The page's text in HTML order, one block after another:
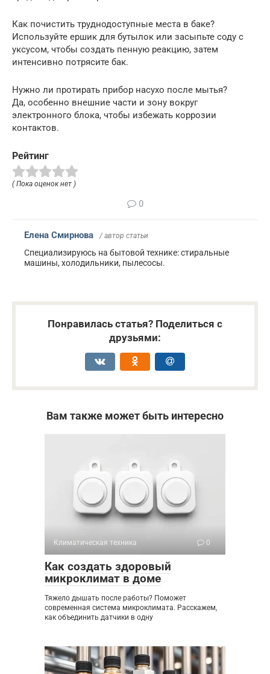
Как почистить труднодоступные места в баке?
Используйте ершик для бутылок или засыпьте соду с
уксусом, чтобы создать пенную реакцию, затем
интенсивно потрясите бак.
Нужно ли протирать прибор насухо после мытья?
Да, особенно внешние части и зону вокруг
электронного блока, чтобы избежать коррозии
контактов.
Рейтинг
( Пока оценок нет )
0
Елена Смирнова / автор статьи
Специализируюсь на бытовой технике: стиральные
машины, холодильники, пылесосы.
Понравилась статья? Поделиться с
друзьями:
Вам также может быть интересно
Климатическая техника 0
Как создать здоровый
микроклимат в доме
Тяжело дышать после работы? Поможет
современная система микроклимата. Расскажем,
как объединить датчики в одну